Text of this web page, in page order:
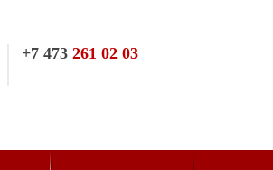
7 473 261 02 03